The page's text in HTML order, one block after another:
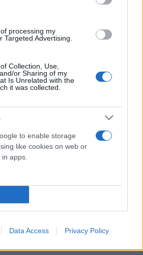
processing my
Targeted Advertising.
Collection, Use,
or Sharing of my
Is Unrelated with the
it was collected.
to enable storage
like cookies on web or
apps.
Data Access Privacy Policy
ΧΡΊΣΛΑ ΓΕΩΡΓΑΚΟΠΟΎΛΟΥ